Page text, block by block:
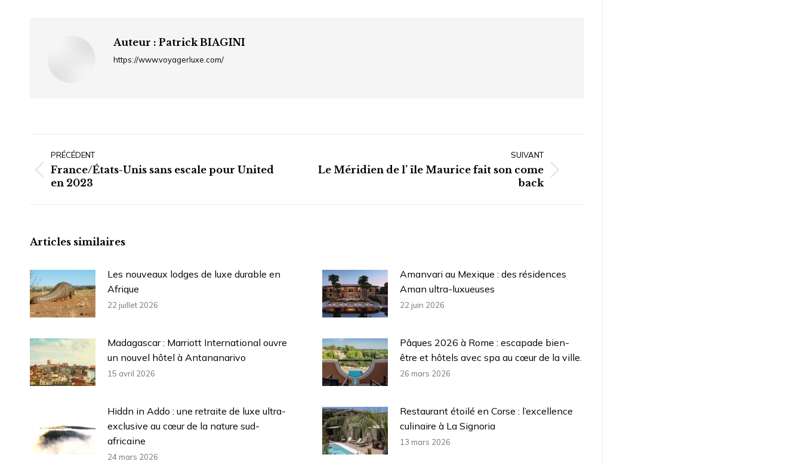
Auteur : Patrick BIAGINI
https://www.voyagerluxe.com/
articlePRÉCÉDENT
Article
France/États-Unis sans escale pour United
en 2023
SUIVANT
Article
Le Méridien de l’ île Maurice fait son come
back
Articles similaires
Les nouveaux lodges de luxe durable en
Afrique
22 juillet 2026
Amanvari au Mexique : des résidences
Aman ultra-luxueuses
22 juin 2026
Madagascar : Marriott International ouvre
un nouvel hôtel à Antananarivo
15 avril 2026
Pâques 2026 à Rome : escapade bien-
être et hôtels avec spa au cœur de la ville.
26 mars 2026
Hiddn in Addo : une retraite de luxe ultra-
exclusive au cœur de la nature sud-
africaine
24 mars 2026
Restaurant étoilé en Corse : l’excellence
culinaire à La Signoria
13 mars 2026